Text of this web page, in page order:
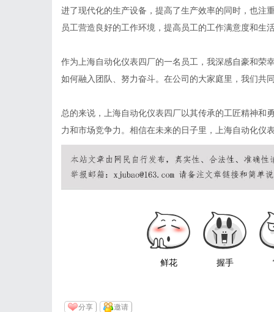
进了现代化的生产设备，提高了生产效率的同时，也注
员工营造良好的工作环境，提高员工的工作满意度和生
作为上海自动化仪表四厂的一名员工，我深感自豪和荣
如何融入团队、努力奋斗。在公司的大家庭里，我们共
总的来说，上海自动化仪表四厂以其传承的工匠精神和
力和市场竞争力。相信在未来的日子里，上海自动化仪
鲜花 握手
分享 邀请